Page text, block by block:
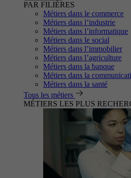
PAR FILIÈRES
Métiers dans le commerce
Métiers dans l’industrie
Métiers dans l’informatique
Métiers dans le social
Métiers dans l’immobilier
Métiers dans l’agriculture
Métiers dans la banque
Métiers dans la
Métiers dans la santé
Tous les métiers
MÉTIERS LES PLUS